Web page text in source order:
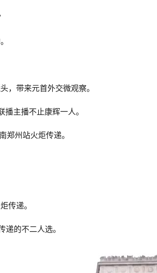
，带来元首外交微观察。
主播不止康辉一人。
州站火炬传递。
传递。
的不二人选。